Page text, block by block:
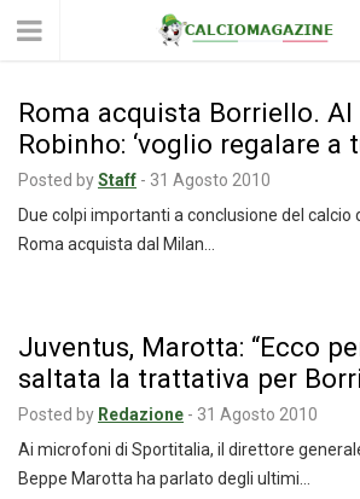
Roma acquista Borriello.
Robinho: ‘voglio regalare a
Posted byStaff - 31 Agosto 2010
Due colpi importanti a conclusione del calcio
Roma acquista dal Milan…
Juventus, Marotta: “Ecco
saltata la trattativa per
Posted by Redazione - 31 Agosto 2010
Ai microfoni di Sportitalia, il direttore
Beppe Marotta ha parlato degli ultimi…